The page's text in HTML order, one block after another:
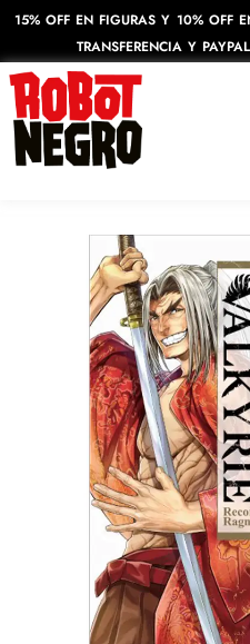
15% OFF EN FIGURAS Y 10% OFF
TRANSFERENCIA Y